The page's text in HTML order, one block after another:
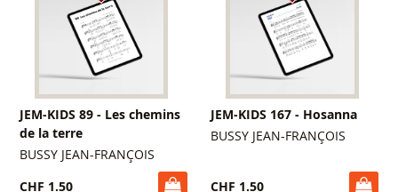
JEM-KIDS 89 - Les chemins
de la terre
BUSSY JEAN-FRANÇOIS
CHF 1.50
JEM-KIDS 167 - Hosanna
BUSSY JEAN-FRANÇOIS
CHF 1.50